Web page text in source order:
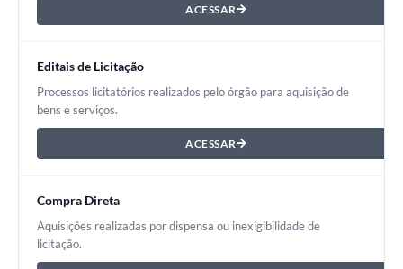
ACESSAR
Editais de Licitação
Processos licitatórios realizados pelo órgão para aquisição de
bens e serviços.
ACESSAR
Compra Direta
Aquisições realizadas por dispensa ou inexigibilidade de
licitação.